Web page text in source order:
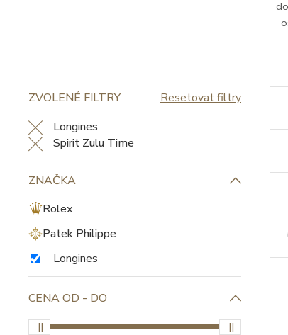
ZVOLENÉ FILTRY
Resetovat filtry
Longines
Spirit Zulu Time
CENA OD - DO
ZNAČKA
Rolex
Patek Philippe
Longines